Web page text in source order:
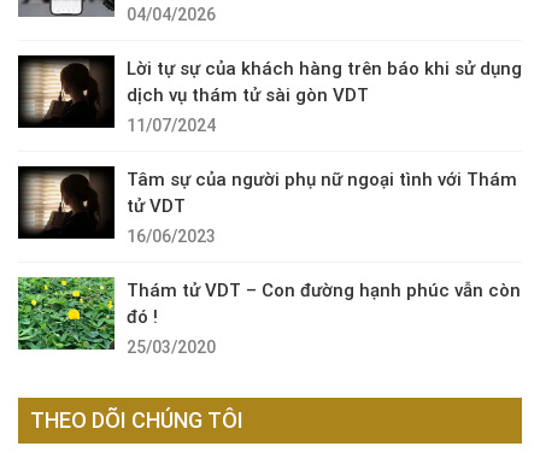
04/04/2026
Lời tự sự của khách hàng trên báo khi sử dụng
dịch vụ thám tử sài gòn VDT
11/07/2024
Tâm sự của người phụ nữ ngoại tình với Thám
tử VDT
16/06/2023
Thám tử VDT – Con đường hạnh phúc vẫn còn
đó !
25/03/2020
THEO DÕI CHÚNG TÔI